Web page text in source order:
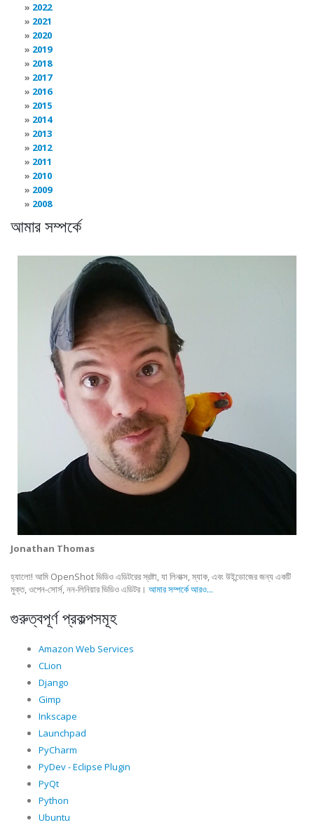
2022
2021
2020
2019
2018
2017
2016
2015
2014
2013
2012
2011
2010
2009
2008
আমার সম্পর্কে
Jonathan Thomas
হ্যালো! আমি OpenShot ভিডিও এডিটরের স্রষ্টা, যা লিনাক্স, ম্যাক, এবং উইন্ডোজের জন্য একটি
মুক্ত, ওপেন-সোর্স, নন-লিনিয়ার ভিডিও এডিটর। আমার সম্পর্কে আরও...
গুরুত্বপূর্ণ প্রকল্পসমূহ
Amazon Web Services
CLion
Django
Gimp
Inkscape
Launchpad
PyCharm
PyDev - Eclipse Plugin
PyQt
Python
Ubuntu